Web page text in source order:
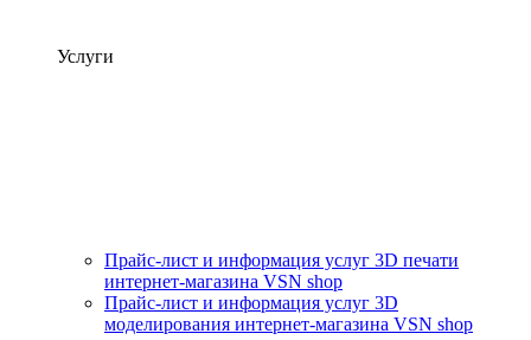
Услуги
Прайс-лист и информация услуг 3D печати
интернет-магазина VSN shop
Прайс-лист и информация услуг 3D
моделирования интернет-магазина VSN shop